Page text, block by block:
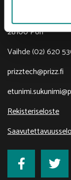
Yrjönkatu 6
28100 Pori
Vaihde (02) 620
prizztech@prizz.fi
Rekisteriseloste